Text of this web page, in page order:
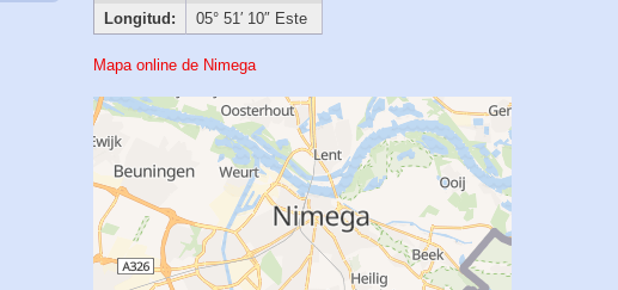
Longitud:
05° 51′ 10″ Este
Mapa online de Nimega